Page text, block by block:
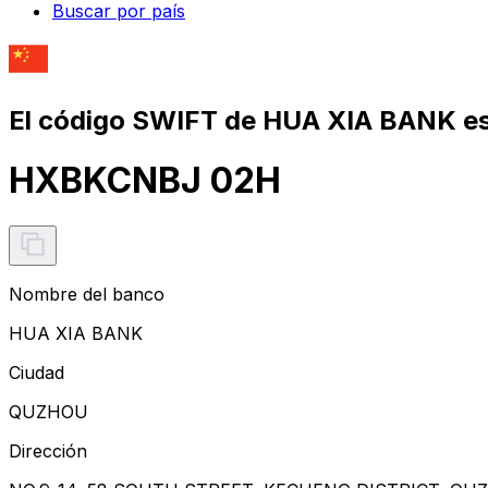
Buscar por país
El código SWIFT de HUA XIA BANK
HXBKCNBJ 02H
Nombre del banco
HUA XIA BANK
Ciudad
QUZHOU
Dirección